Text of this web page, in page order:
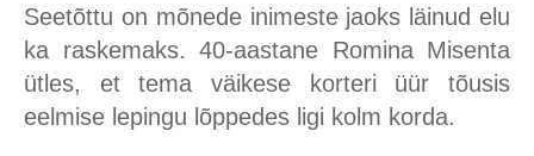
Seetõttu on mõnede inimeste jaoks läinud elu
ka raskemaks. 40-aastane Romina Misenta
ütles, et tema väikese korteri üür tõusis
eelmise lepingu lõppedes ligi kolm korda.